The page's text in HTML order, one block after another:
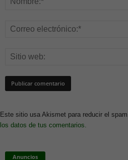
Este sitio usa Akismet para reducir el spam.
los datos de tus comentarios.
Anuncios